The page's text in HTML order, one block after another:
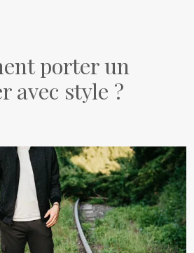
porter un
avec style ?